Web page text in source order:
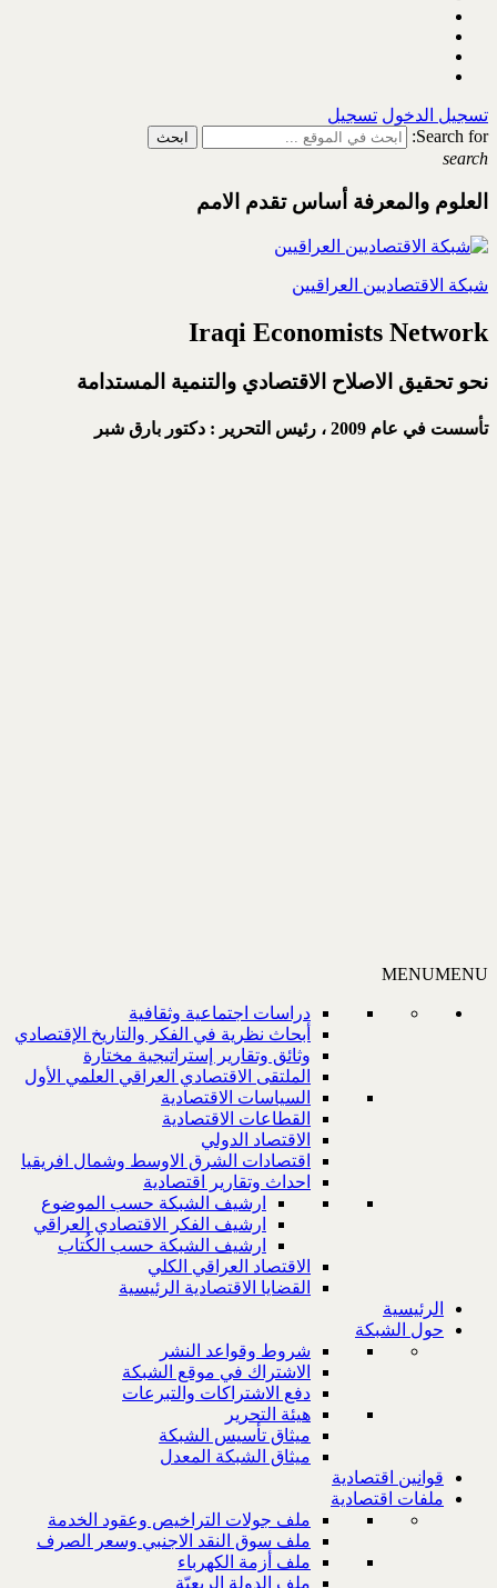
تسجيل الدخول تسجيل
Search for:
search
العلوم والمعرفة أساس تقدم الامم
شبكة الاقتصاديين العراقيين
Iraqi Economists Network
نحو تحقيق الاصلاح الاقتصادي والتنمية المستدامة
تأسست في عام 2009 ، رئيس التحرير : دكتور بارق شبر
MENUMENU
دراسات اجتماعية وثقافية
أبحاث نظرية في الفكر والتاريخ الإقتصادي
وثائق وتقارير إستراتيجية مختارة
الملتقى الاقتصادي العراقي العلمي الأول
السياسات الاقتصادية
القطاعات الاقتصادية
الاقتصاد الدولي
اقتصادات الشرق الاوسط وشمال افريقيا
احداث وتقارير اقتصادية
ارشيف الشبكة حسب الموضوع
ارشيف الفكر الاقتصادي العراقي
ارشيف الشبكة حسب الكُتاب
الاقتصاد العراقي الكلي
القضايا الاقتصادية الرئيسية
الرئيسية
حول الشبكة
شروط وقواعد النشر
الاشتراك في موقع الشبكة
دفع الاشتراكات والتبرعات
هيئة التحرير
ميثاق تأسيس الشبكة
ميثاق الشبكة المعدل
قوانين اقتصادية
ملفات اقتصادية
ملف جولات التراخيص وعقود الخدمة
ملف سوق النقد الاجنبي وسعر الصرف
ملف أزمة الكهرباء
ملف الدولة الريعيّة